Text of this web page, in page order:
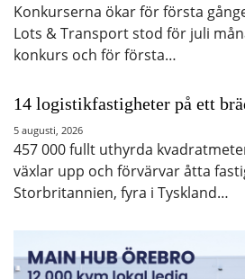
Konkurserna ökar för första
Lots & Transport stod för juli
konkurs och för första…
14 logistikfastigheter på ett
5 augusti, 2026
457 000 fullt uthyrda
växlar upp och förvärvar åtta
Storbritannien, fyra i Tyskland…